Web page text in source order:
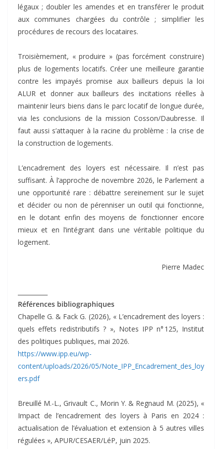
légaux ; doubler les amendes et en transférer le produit
aux communes chargées du contrôle ; simplifier les
procédures de recours des locataires.
Troisièmement, « produire » (pas forcément construire)
plus de logements locatifs. Créer une meilleure garantie
contre les impayés promise aux bailleurs depuis la loi
ALUR et donner aux bailleurs des incitations réelles à
maintenir leurs biens dans le parc locatif de longue durée,
via les conclusions de la mission Cosson/Daubresse. Il
faut aussi s’attaquer à la racine du problème : la crise de
la construction de logements.
L’encadrement des loyers est nécessaire. Il n’est pas
suffisant. À l’approche de novembre 2026, le Parlement a
une opportunité rare : débattre sereinement sur le sujet
et décider ou non de pérenniser un outil qui fonctionne,
en le dotant enfin des moyens de fonctionner encore
mieux et en l’intégrant dans une véritable politique du
logement.
Pierre Madec
Références bibliographiques
Chapelle G. & Fack G. (2026), « L’encadrement des loyers :
quels effets redistributifs ? », Notes IPP n° 125, Institut
des politiques publiques, mai 2026.
https://www.ipp.eu/wp-
content/uploads/2026/05/Note_IPP_Encadrement_des_loy
ers.pdf
Breuillé M.-L., Grivault C., Morin Y. & Regnaud M. (2025), «
Impact de l’encadrement des loyers à Paris en 2024 :
actualisation de l’évaluation et extension à 5 autres villes
régulées », APUR/CESAER/LéP, juin 2025.